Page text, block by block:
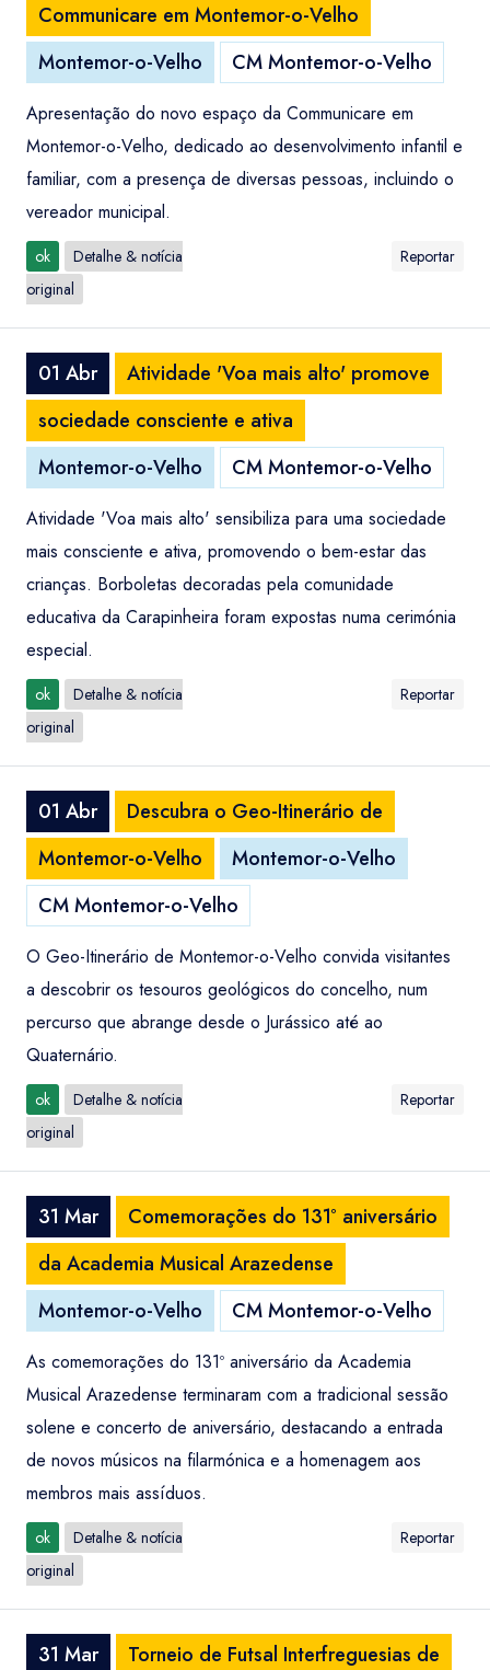
Communicare em Montemor-o-Velho
Montemor-o-Velho
CM Montemor-o-Velho
Apresentação do novo espaço da Communicare em
Montemor-o-Velho, dedicado ao desenvolvimento infantil e
familiar, com a presença de diversas pessoas, incluindo o
vereador municipal.
ok
Detalhe & notícia
original
Reportar
01 Abr
Atividade 'Voa mais alto' promove
sociedade consciente e ativa
Montemor-o-Velho
CM Montemor-o-Velho
Atividade 'Voa mais alto' sensibiliza para uma sociedade
mais consciente e ativa, promovendo o bem-estar das
crianças. Borboletas decoradas pela comunidade
educativa da Carapinheira foram expostas numa cerimónia
especial.
ok
Detalhe & notícia
original
Reportar
01 Abr
Descubra o Geo-Itinerário de
Montemor-o-Velho
Montemor-o-Velho
CM Montemor-o-Velho
O Geo-Itinerário de Montemor-o-Velho convida visitantes
a descobrir os tesouros geológicos do concelho, num
percurso que abrange desde o Jurássico até ao
Quaternário.
ok
Detalhe & notícia
original
Reportar
31 Mar
Comemorações do 131º aniversário
da Academia Musical Arazedense
Montemor-o-Velho
CM Montemor-o-Velho
As comemorações do 131º aniversário da Academia
Musical Arazedense terminaram com a tradicional sessão
solene e concerto de aniversário, destacando a entrada
de novos músicos na filarmónica e a homenagem aos
membros mais assíduos.
ok
Detalhe & notícia
original
Reportar
31 Mar
Torneio de Futsal Interfreguesias de